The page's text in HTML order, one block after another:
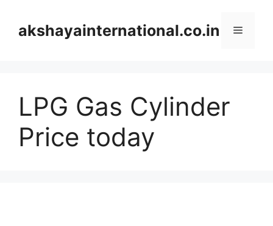
contentakshayainternational.co.in Menu
LPG Gas Cylinder
Price today